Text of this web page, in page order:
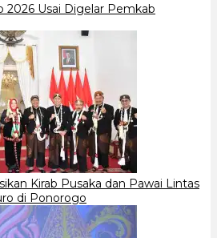
2026 Usai Digelar Pemkab
Kirab Pusaka dan Pawai Lintas
di Ponorogo